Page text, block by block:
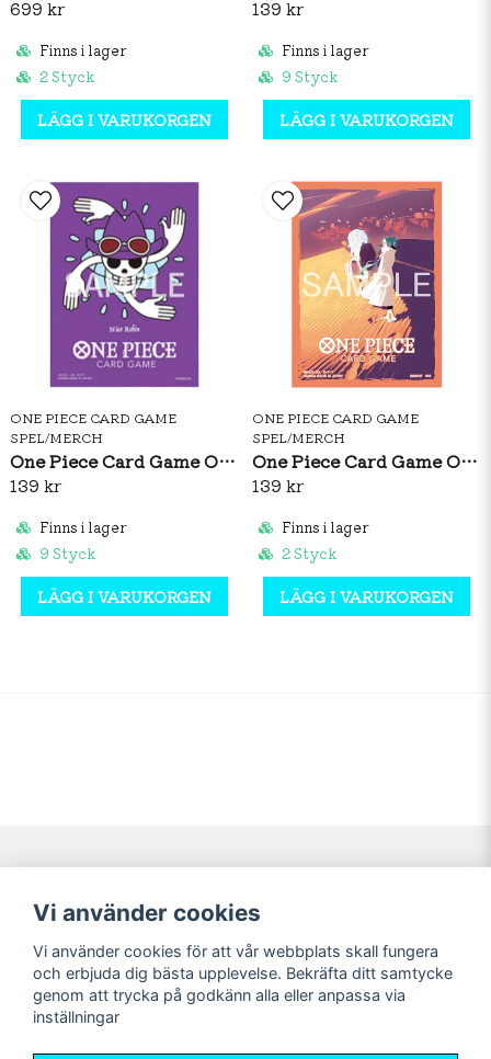
699 kr
Finns i lager
2 Styck
LÄGG I VARUKORGEN
139 kr
Finns i lager
9 Styck
LÄGG I VARUKORGEN
ONE PIECE CARD GAME
SPEL/MERCH
One Piece Card Game Official Sleeves: Premium Matte Nico Robin
139 kr
Finns i lager
9 Styck
LÄGG I VARUKORGEN
ONE PIECE CARD GAME
SPEL/MERCH
One Piece Card Game Official Sleeves: Nefeltari Vivi Vol.5
139 kr
Finns i lager
2 Styck
LÄGG I VARUKORGEN
Navigering
Nyheter!
Förbeställning
Mitt konto
Logga in
Registrera dig
Glömt lösenord?
Sociala medier
Vi använder cookies
Vi använder cookies för att vår webbplats skall fungera
och erbjuda dig bästa upplevelse. Bekräfta ditt samtycke
genom att trycka på godkänn alla eller anpassa via
inställningar